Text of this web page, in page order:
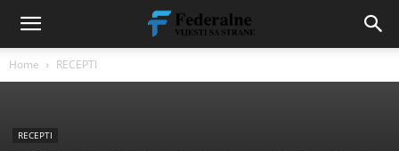
Home RECEPTI
RECEPTI